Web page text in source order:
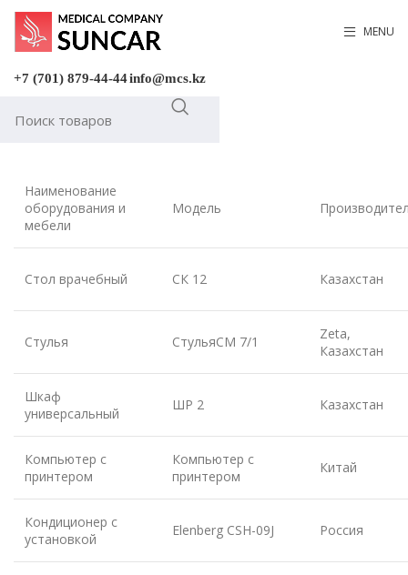
MENU
+7 (701) 879-44-44info@mcs.kz
Наименование
оборудования и
мебели
Модель
Стол врачебный СК 12 Казахстан
Стулья СтульяСМ 7/1
Zeta,
Казахстан
Шкаф
универсальный
ШР 2 Казахстан
Компьютер с
принтером
Компьютер с
принтером
Китай
Кондиционер с
установкой
Elenberg CSH-09J Россия